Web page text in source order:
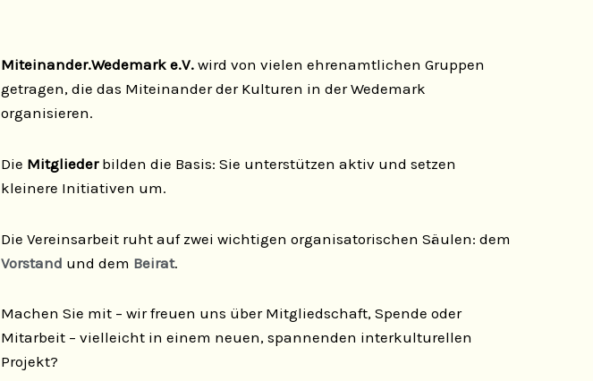
Miteinander.Wedemark e.V. wird von vielen ehrenamtlichen Gruppen
getragen, die das Miteinander der Kulturen in der Wedemark
organisieren.
Die Mitgliederbilden die Basis: Sie unterstützen aktiv und setzen
kleinere Initiativen um.
Die Vereinsarbeit ruht auf zwei wichtigen organisatorischen Säulen: dem
Vorstand und dem Beirat.
Machen Sie mit – wir freuen uns über Mitgliedschaft, Spende oder
Mitarbeit – vielleicht in einem neuen, spannenden interkulturellen
Projekt?